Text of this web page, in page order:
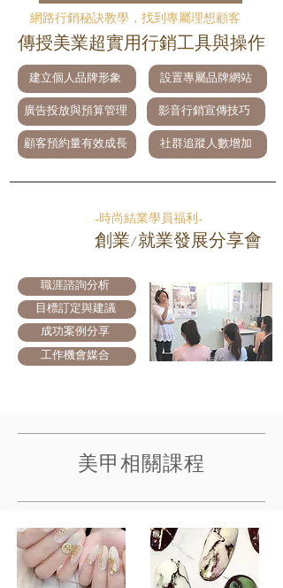
網路行銷秘訣教學，找到專屬理想顧客
傳授美業超實用行銷工具與操作
建立個人品牌形象
廣告投放與預算管理
顧客預約量有效成長
設置專屬品牌網站
影音行銷宣傳技巧
社群追蹤人數增加
-時尚結業學員福利-
創業/就業發展分享會
職涯諮詢分析
目標訂定與建議
成功案例分享
工作機會媒合
美甲相關課程